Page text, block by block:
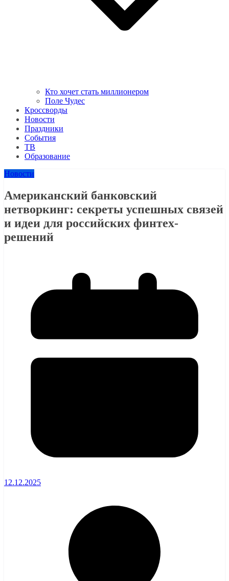
Кто хочет стать миллионером
Поле Чудес
Кроссворды
Новости
Праздники
События
ТВ
Образование
Новости
Американский банковский
нетворкинг: секреты успешных связей
и идеи для российских финтех-
решений
12.12.2025